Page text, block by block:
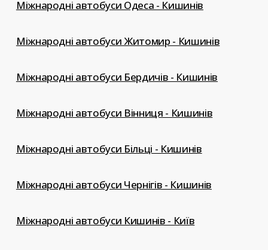
Міжнародні автобуси Одеса - Кишинів
Міжнародні автобуси Житомир - Кишинів
Міжнародні автобуси Бердичів - Кишинів
Міжнародні автобуси Вінниця - Кишинів
Міжнародні автобуси Більці - Кишинів
Міжнародні автобуси Чернігів - Кишинів
Міжнародні автобуси Кишинів - Київ